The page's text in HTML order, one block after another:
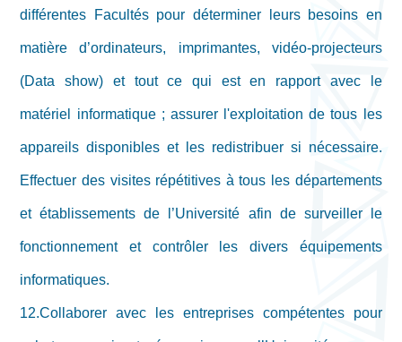
différentes Facultés pour déterminer leurs besoins en
matière d’ordinateurs, imprimantes, vidéo-projecteurs
(Data show) et tout ce qui est en rapport avec le
matériel informatique ; assurer l'exploitation de tous les
appareils disponibles et les redistribuer si nécessaire.
Effectuer des visites répétitives à tous les départements
et établissements de l’Université afin de surveiller le
fonctionnement et contrôler les divers équipements
informatiques.
12.Collaborer avec les entreprises compétentes pour